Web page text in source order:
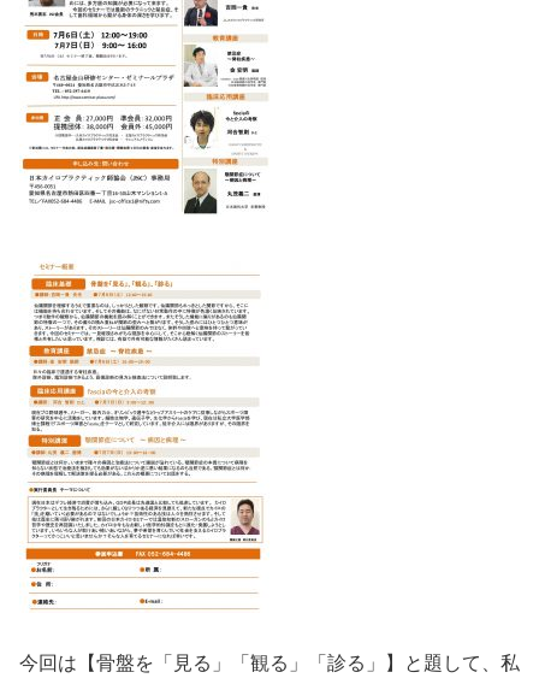
今回は【骨盤を「見る」「観る」「診る」】と題して、私